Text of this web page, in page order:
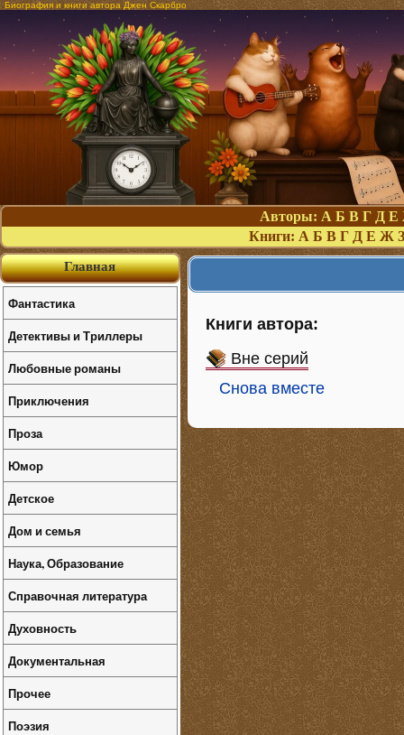
Биография и книги автора Джен Скарбро
Авторы: А Б В Г Д Е
Книги: А Б В Г Д Е Ж З
Книги автора:
Вне серий
Снова вместе
Главная
Фантастика
Детективы и Триллеры
Любовные романы
Приключения
Проза
Юмор
Детское
Дом и семья
Наука, Образование
Справочная литература
Духовность
Документальная
Прочее
Поэзия